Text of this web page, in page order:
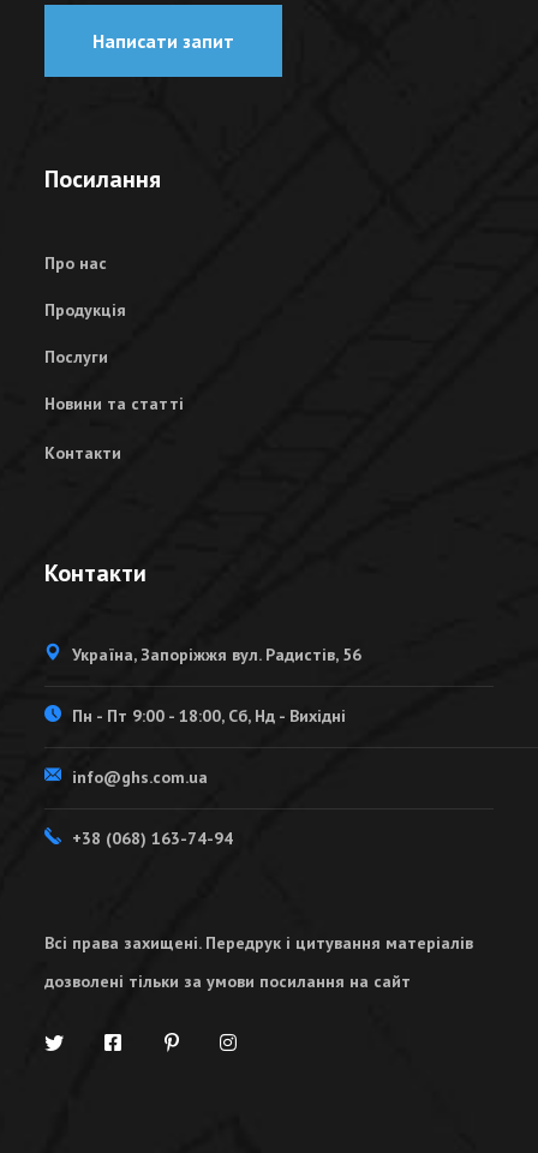
Написати запит
Посилання
Про нас
Продукція
Послуги
Новини та статті
Контакти
Контакти
Україна, Запоріжжя вул. Радистів, 56
Пн - Пт 9:00 - 18:00, Сб, Нд - Вихідні
info@ghs.com.ua
+38 (068) 163-74-94
Всі права захищені. Передрук і цитування матеріалів
дозволені тільки за умови посилання на сайт